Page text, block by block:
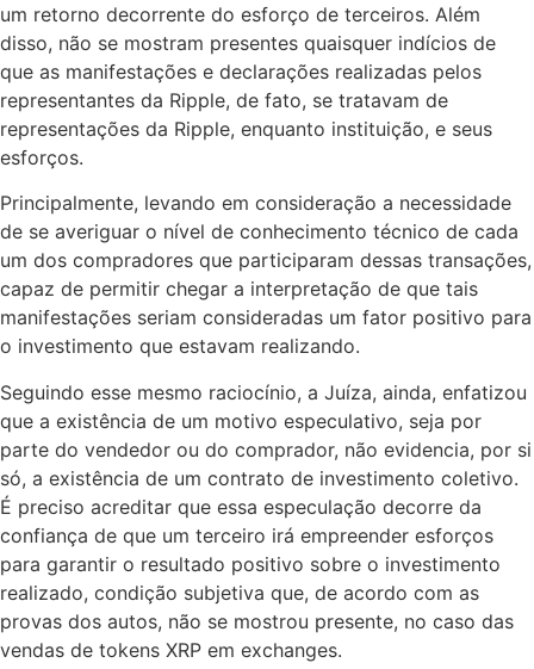
um retorno decorrente do esforço de terceiros. Além
disso, não se mostram presentes quaisquer indícios de
que as manifestações e declarações realizadas pelos
representantes da Ripple, de fato, se tratavam de
representações da Ripple, enquanto instituição, e seus
esforços.
Principalmente, levando em consideração a necessidade
de se averiguar o nível de conhecimento técnico de cada
um dos compradores que participaram dessas transações,
capaz de permitir chegar a interpretação de que tais
manifestações seriam consideradas um fator positivo para
o investimento que estavam realizando.
Seguindo esse mesmo raciocínio, a Juíza, ainda, enfatizou
que a existência de um motivo especulativo, seja por
parte do vendedor ou do comprador, não evidencia, por si
só, a existência de um contrato de investimento coletivo.
É preciso acreditar que essa especulação decorre da
confiança de que um terceiro irá empreender esforços
para garantir o resultado positivo sobre o investimento
realizado, condição subjetiva que, de acordo com as
provas dos autos, não se mostrou presente, no caso das
vendas de tokens XRP em exchanges.